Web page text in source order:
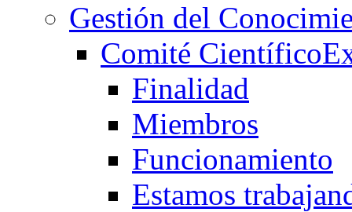
Gestión del
Comité Científico
Finalidad
Miembros
Funcionamiento
Estamos